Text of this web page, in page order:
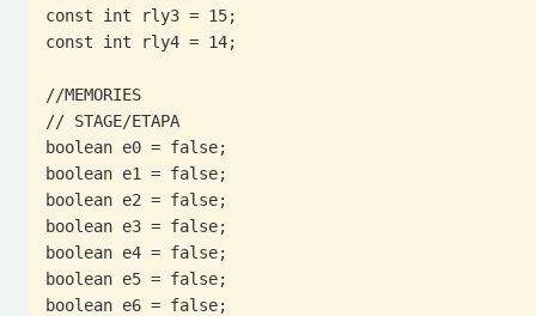
const int rly3 = 15;
const int rly4 = 14;
//MEMORIES
// STAGE/ETAPA
boolean e0 = false;
boolean e1 = false;
boolean e2 = false;
boolean e3 = false;
boolean e4 = false;
boolean e5 = false;
boolean e6 = false;